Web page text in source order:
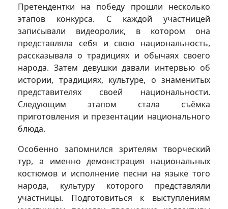
Претендентки на победу прошли несколько
этапов конкурса. С каждой участницей
записывали видеоролик, в котором она
представляла себя и свою национальность,
рассказывала о традициях и обычаях своего
народа. Затем девушки давали интервью об
истории, традициях, культуре, о знаменитых
представителях своей национальности.
Следующим этапом стала съёмка
приготовления и презентации национального
блюда.
Особенно запомнился зрителям творческий
тур, а именно демонстрация национальных
костюмов и исполнение песни на языке того
народа, культуру которого представляли
участницы. Подготовиться к выступлениям